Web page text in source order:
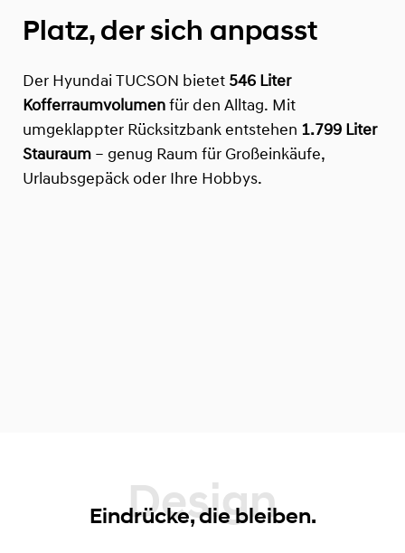
Platz, der sich anpasst
Der Hyundai TUCSON bietet 546 Liter
Kofferraumvolumen für den Alltag. Mit
umgeklappter Rücksitzbank entstehen 1.799 Liter
Stauraum – genug Raum für Großeinkäufe,
Urlaubsgepäck oder Ihre Hobbys.
Design
Eindrücke, die bleiben.